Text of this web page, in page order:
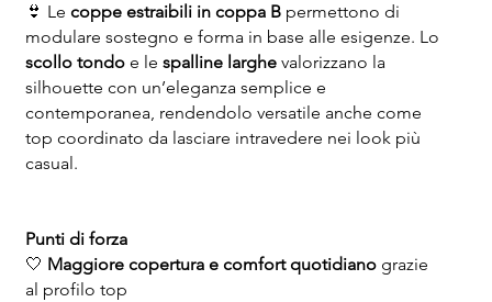
👙 Le coppe estraibili in coppa Bpermettono di
modulare sostegno e forma in base alle esigenze. Lo
scollo tondoe le spalline larghevalorizzano la
silhouette con un’eleganza semplice e
contemporanea, rendendolo versatile anche come
top coordinato da lasciare intravedere nei look più
casual.
Punti di forza
🤍 Maggiore copertura e comfort quotidianograzie
al profilo top